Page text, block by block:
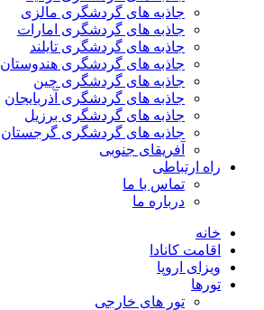
جاذبه های گردشگری مالزی
جاذبه های گردشگری امارات
جاذبه های گردشگری تایلند
جاذبه های گردشگری هندوستان
جاذبه های گردشگری چین
جاذبه های گردشگری آذربایجان
جاذبه های گردشگری برزیل
جاذبه های گردشگری گرجستان
آفریقای جنوبی
راه ارتباطی
تماس با ما
درباره ما
خانه
اقامت کانادا
ویزای اروپا
تورها
تور های خارجی